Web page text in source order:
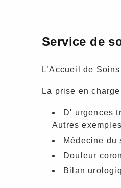
Service de
L’Accueil de
La prise en
D' urgences
Autres
Médecine du
Douleur
Bilan